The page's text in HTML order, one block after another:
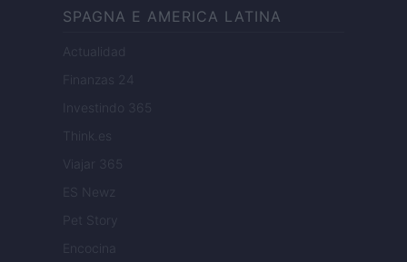
SPAGNA E AMERICA LATINA
Actualidad
Finanzas 24
Investindo 365
Think.es
Viajar 365
ES Newz
Pet Story
Encocina